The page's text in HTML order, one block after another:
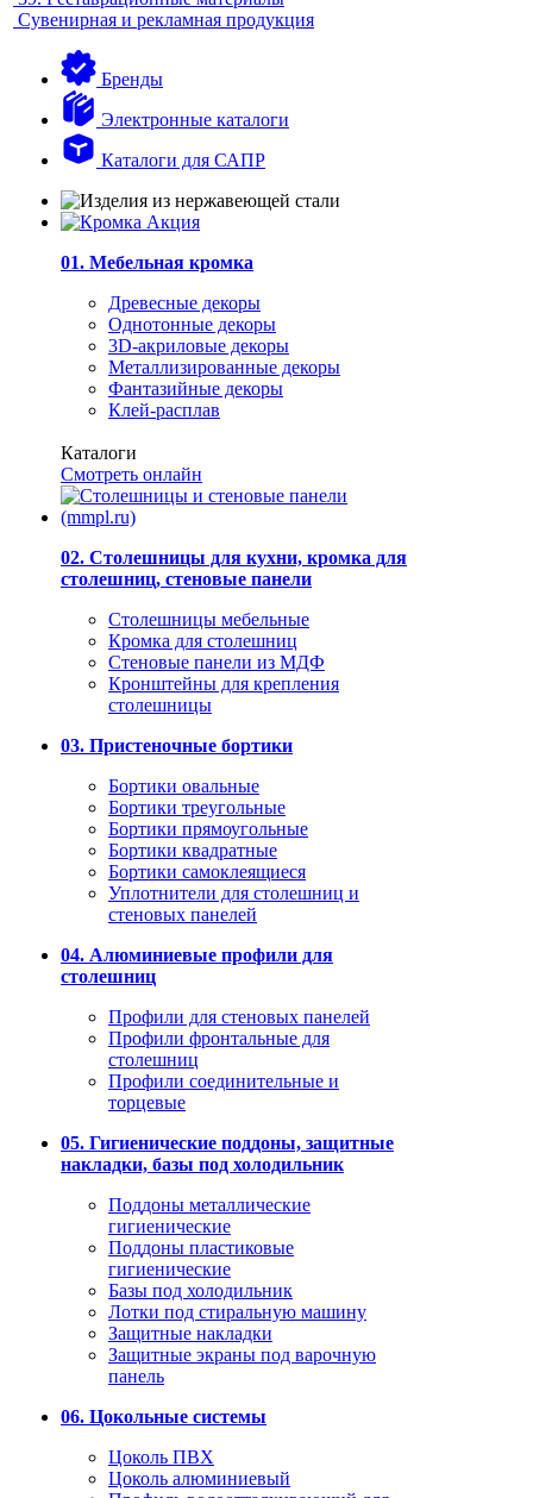
Сувенирная и рекламная продукция
Бренды
Электронные каталоги
Каталоги для САПР
01. Мебельная кромка
Древесные декоры
Однотонные декоры
3D-акриловые декоры
Металлизированные декоры
Фантазийные декоры
Клей-расплав
Каталоги
Смотреть онлайн
02. Столешницы для кухни, кромка для
столешниц, стеновые панели
Столешницы мебельные
Кромка для столешниц
Стеновые панели из МДФ
Кронштейны для крепления
столешницы
03. Пристеночные бортики
Бортики овальные
Бортики треугольные
Бортики прямоугольные
Бортики квадратные
Бортики самоклеящиеся
Уплотнители для столешниц и
стеновых панелей
04. Алюминиевые профили для
столешниц
Профили для стеновых панелей
Профили фронтальные для
столешниц
Профили соединительные и
торцевые
05. Гигиенические поддоны, защитные
накладки, базы под холодильник
Поддоны металлические
гигиенические
Поддоны пластиковые
гигиенические
Базы под холодильник
Лотки под стиральную машину
Защитные накладки
Защитные экраны под варочную
панель
06. Цокольные системы
Цоколь ПВХ
Цоколь алюминиевый